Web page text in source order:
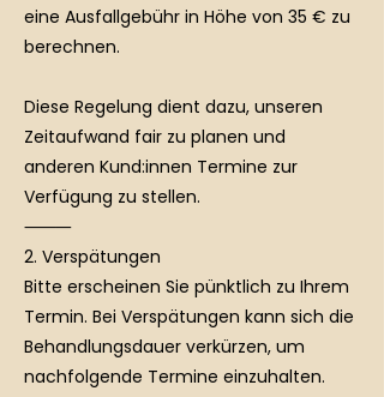
eine Ausfallgebühr in Höhe von 35 € zu
berechnen.
Diese Regelung dient dazu, unseren
Zeitaufwand fair zu planen und
anderen Kund:innen Termine zur
Verfügung zu stellen.
⸻
2. Verspätungen
Bitte erscheinen Sie pünktlich zu Ihrem
Termin. Bei Verspätungen kann sich die
Behandlungsdauer verkürzen, um
nachfolgende Termine einzuhalten.